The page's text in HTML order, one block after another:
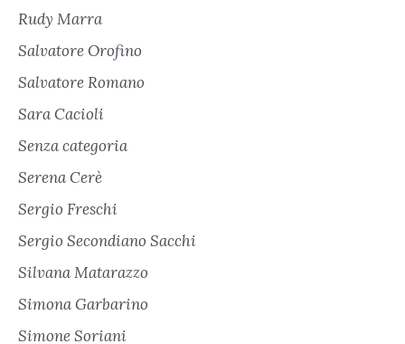
Rudy Marra
Salvatore Orofino
Salvatore Romano
Sara Cacioli
Senza categoria
Serena Cerè
Sergio Freschi
Sergio Secondiano Sacchi
Silvana Matarazzo
Simona Garbarino
Simone Soriani